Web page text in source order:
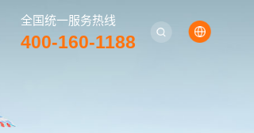
全国统一服务热线
400-160-1188